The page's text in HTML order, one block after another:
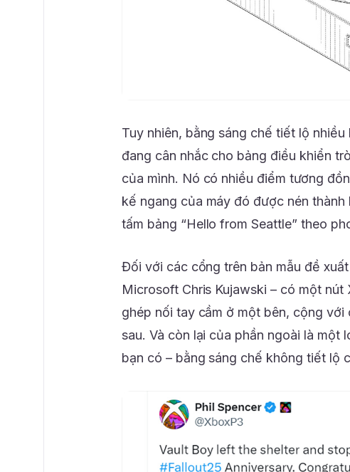
Tuy nhiên, bằng sáng chế tiết lộ
đang cân nhắc cho bảng điều khiển
của mình. Nó có nhiều điểm tương
kế ngang của máy đó được nén
tấm bảng “Hello from Seattle” theo
Đối với các cổng trên bản mẫu đề
Microsoft Chris Kujawski – có một
ghép nối tay cầm ở một bên, cộng
sau. Và còn lại của phần ngoài là một
bạn có – bằng sáng chế không tiết lộ